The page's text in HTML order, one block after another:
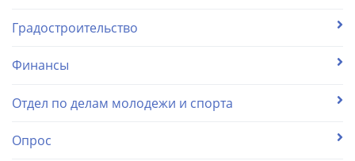
Градостроительство
Финансы
Отдел по делам молодежи и спорта
Опрос